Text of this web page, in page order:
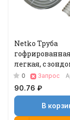
Netko Труба
легкая, с
мм, серая, 25м
0 Запрос
90.76 ₽
В